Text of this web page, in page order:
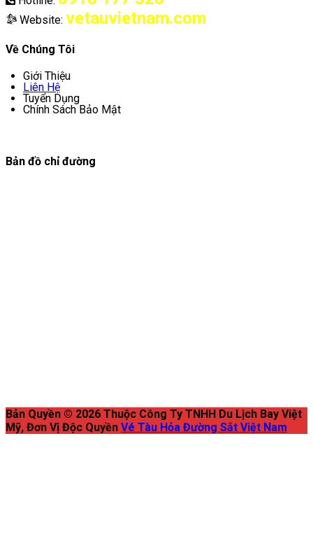
Website: vetauvietnam.com
Về Chúng Tôi
Giới Thiệu
Liên Hệ
Tuyển Dụng
Chính Sách Bảo Mật
Bản đồ chỉ đường
Bản Quyền © 2026 Thuộc Công Ty TNHH Du Lịch Bay Việt
Mỹ, Đơn Vị Độc Quyền Vé Tàu Hỏa Đường Sắt Việt Nam